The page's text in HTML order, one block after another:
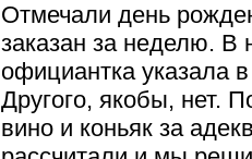
Отмечали день
заказан за неделю. В
официантка указала
Другого, якобы, нет.
вино и коньяк за